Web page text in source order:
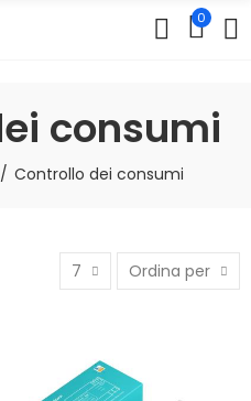
0
consumi
Controllo dei consumi
7 Ordina per